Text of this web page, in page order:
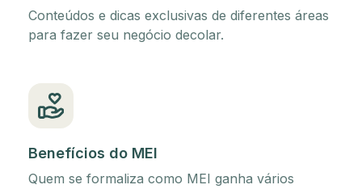
Conteúdos e dicas exclusivas de diferentes áreas
para fazer seu negócio decolar.
Benefícios do MEI
Quem se formaliza como MEI ganha vários